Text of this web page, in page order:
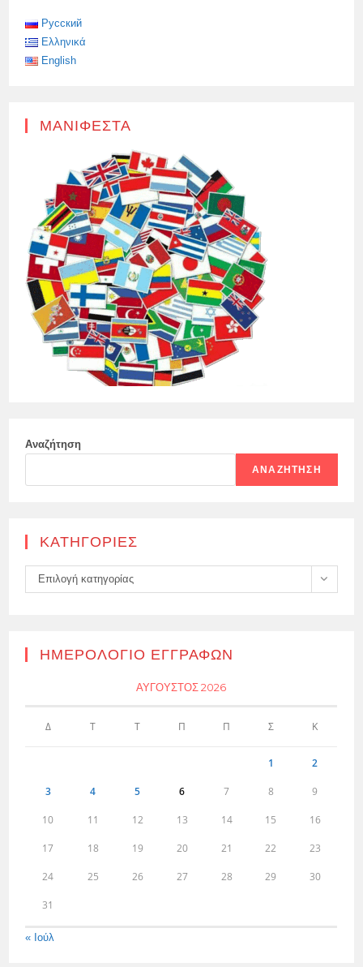
Русский
Ελληνικά
English
ΜΑΝΙΦΈΣΤΑ
Αναζήτηση
ΑΝΑΖΉΤΗΣΗ
KΑΤΗΓΟΡΊΕΣ
Kατηγορίες
Επιλογή κατηγορίας
ΗΜΕΡΟΛΌΓΙΟ ΕΓΓΡΑΦΏΝ
ΑΎΓΟΥΣΤΟΣ 2026
Δ Τ Τ Π Π Σ Κ
1 2
3 4 5 6 7 8 9
10 11 12 13 14 15 16
17 18 19 20 21 22 23
24 25 26 27 28 29 30
31
« Ιούλ